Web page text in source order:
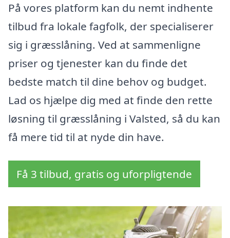
På vores platform kan du nemt indhente
tilbud fra lokale fagfolk, der specialiserer
sig i græsslåning. Ved at sammenligne
priser og tjenester kan du finde det
bedste match til dine behov og budget.
Lad os hjælpe dig med at finde den rette
løsning til græsslåning i Valsted, så du kan
få mere tid til at nyde din have.
Få 3 tilbud, gratis og uforpligtende